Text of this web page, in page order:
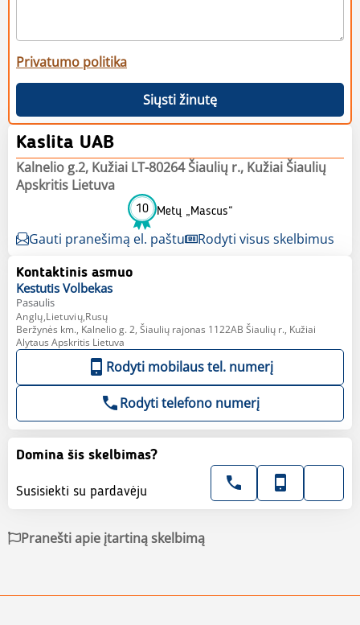
Privatumo politika
Siųsti žinutę
Kaslita UAB
Kalnelio g.2, Kužiai LT-80264 Šiaulių r., Kužiai Šiaulių
Apskritis Lietuva
10 Metų „Mascus“
Gauti pranešimą el. paštu Rodyti visus skelbimus
Kontaktinis asmuo
Kestutis Volbekas
Pasaulis
Anglų,Lietuvių,Rusų
Beržynės km., Kalnelio g. 2, Šiaulių rajonas 1122AB Šiaulių r., Kužiai
Alytaus Apskritis Lietuva
Rodyti mobilaus tel. numerį
Rodyti telefono numerį
Domina šis skelbimas?
Susisiekti su pardavėju
Pranešti apie įtartiną skelbimą